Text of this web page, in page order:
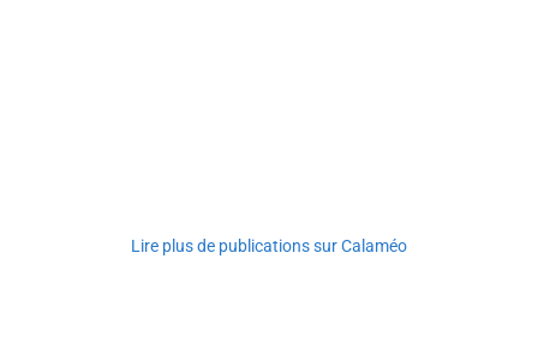
Lire plus de publications sur Calaméo